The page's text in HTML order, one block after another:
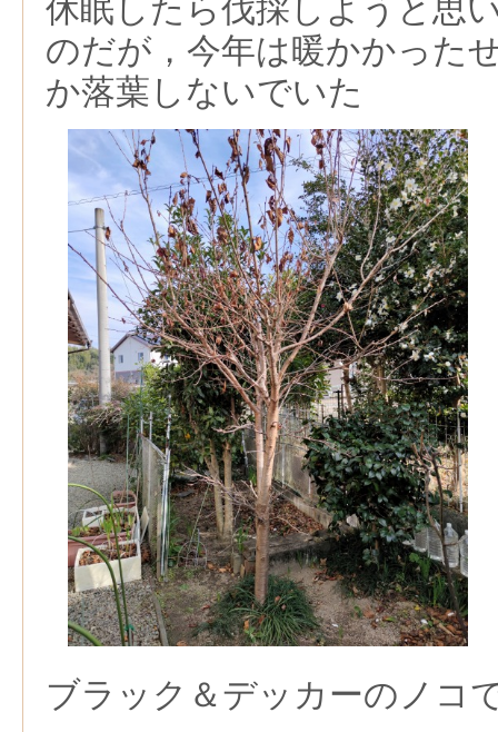
休眠したら伐採しようと思
のだが，今年は暖かかった
か落葉しないでいた
ブラック＆デッカーのノコ